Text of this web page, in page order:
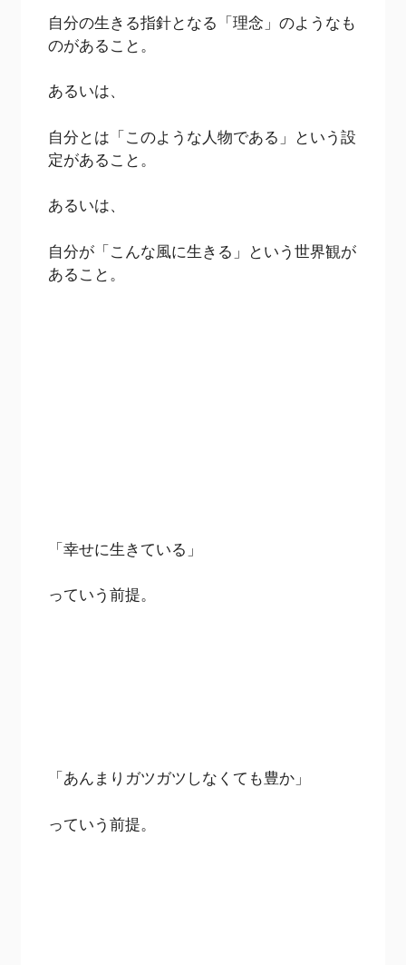
自分の生きる指針となる「理念」のようなも
のがあること。
あるいは、
自分とは「このような人物である」という設
定があること。
あるいは、
自分が「こんな風に生きる」という世界観が
あること。
「幸せに生きている」
っていう前提。
「あんまりガツガツしなくても豊か」
っていう前提。